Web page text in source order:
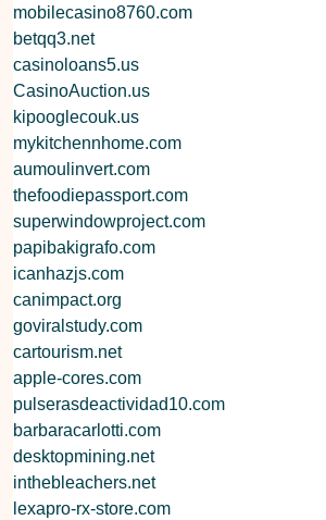
mobilecasino8760.com
betqq3.net
casinoloans5.us
CasinoAuction.us
kipooglecouk.us
mykitchennhome.com
aumoulinvert.com
thefoodiepassport.com
superwindowproject.com
papibakigrafo.com
icanhazjs.com
canimpact.org
goviralstudy.com
cartourism.net
apple-cores.com
pulserasdeactividad10.com
barbaracarlotti.com
desktopmining.net
inthebleachers.net
lexapro-rx-store.com